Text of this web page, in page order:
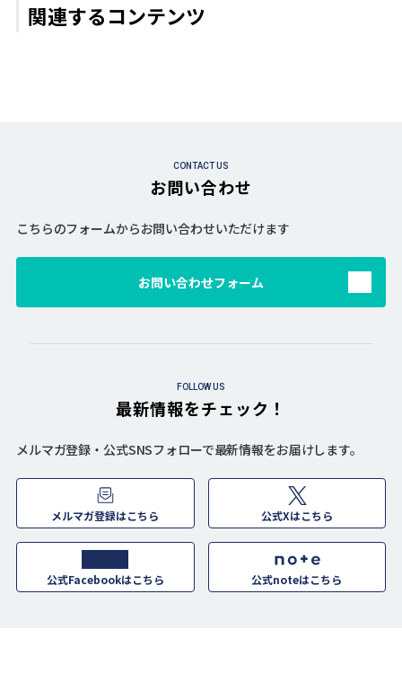
関連するコンテンツ
CONTACT US
お問い合わせ
こちらのフォームからお問い合わせいただけます
お問い合わせフォーム
FOLLOW US
最新情報をチェック！
メルマガ登録・公式SNSフォローで最新情報をお届けします。
メルマガ登録はこちら 公式Xはこちら
公式Facebookはこちら 公式noteはこちら